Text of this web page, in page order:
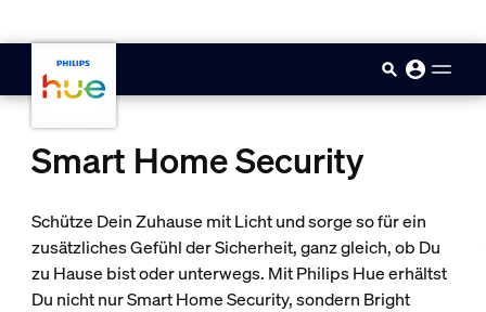
Smart Home Security
Schütze Dein Zuhause mit Licht und sorge so für ein
zusätzliches Gefühl der Sicherheit, ganz gleich, ob Du
zu Hause bist oder unterwegs. Mit Philips Hue erhältst
Du nicht nur Smart Home Security, sondern Bright